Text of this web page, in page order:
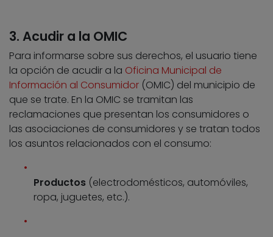
3. Acudir a la OMIC
Para informarse sobre sus derechos, el usuario tiene
la opción de acudir a la Oficina Municipal de
Información al Consumidor (OMIC) del municipio de
que se trate. En la OMIC se tramitan las
reclamaciones que presentan los consumidores o
las asociaciones de consumidores y se tratan todos
los asuntos relacionados con el consumo:
Productos (electrodomésticos, automóviles,
ropa, juguetes, etc.).